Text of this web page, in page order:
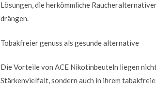
Lösungen, die herkömmliche
drängen.
Tobakfreier genuss als gesunde alternative
Die Vorteile von ACE Nikotinbeuteln liegen
Stärkenvielfalt, sondern auch in ihrem